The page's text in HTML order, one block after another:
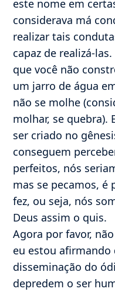
este nome em
considerava má
realizar tais
capaz de realizá-
que você não
um jarro de água
não se molhe
molhar, se quebra).
ser criado no
conseguem
perfeitos, nós
mas se pecamos, é
fez, ou seja, nós
Deus assim o quis.
Agora por favor,
eu estou afirmando
disseminação do
depredem o ser